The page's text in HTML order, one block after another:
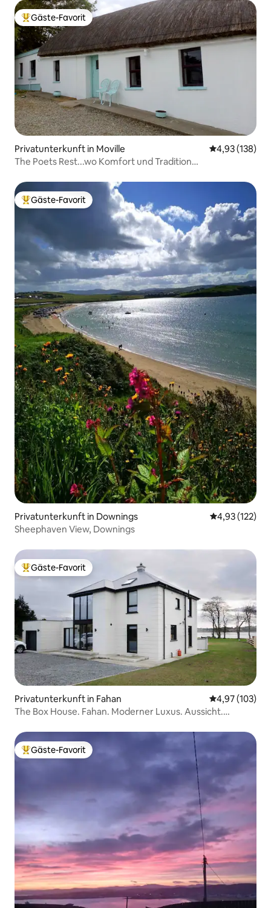
Beliebter Gäste-Favorit.
Gäste-Favorit
Privatunterkunft in Moville
4,93 (138)
The Poets Rest...wo Komfort und Tradition
Beliebter Gäste-Favorit.
Gäste-Favorit
Privatunterkunft in Downings
4,93 (122)
Sheephaven View, Downings
Beliebter Gäste-Favorit.
Gäste-Favorit
Privatunterkunft in Fahan
4,97 (103)
The Box House. Fahan. Moderner Luxus. Aussicht.
Beliebter Gäste-Favorit.
Gäste-Favorit